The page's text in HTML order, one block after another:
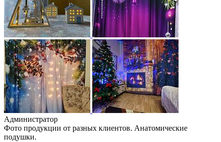
Администратор
Фото продукции от разных клиентов. Анатомические
подушки.